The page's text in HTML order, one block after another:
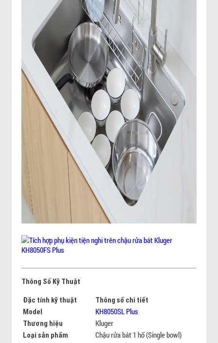
Thông Số Kỹ Thuật
Đặc tính kỹ thuật
Thông số chi tiết
Model
KH8050SL Plus
Thương hiệu Kluger
Loại sản phẩm Chậu rửa bát 1 hố (Single bowl)